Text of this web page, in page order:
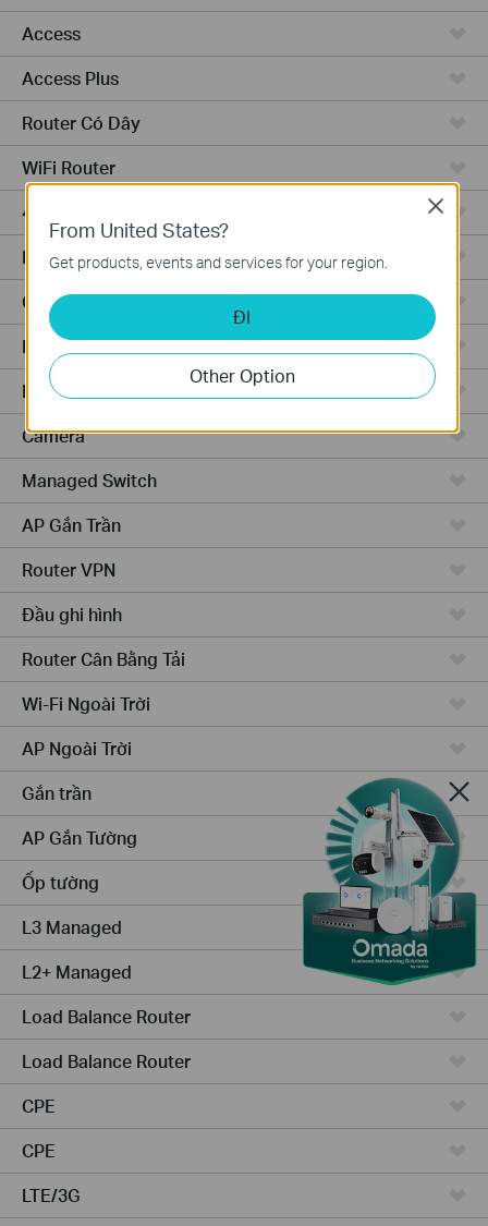
Access
Access Plus
Router Có Dây
WiFi Router
4G WiFi Router
Integrated Router
Cloud-Based
Phần Cứng
Phần Mềm
Camera
Managed Switch
AP Gắn Trần
Router VPN
Đầu ghi hình
Router Cân Bằng Tải
Wi-Fi Ngoài Trời
AP Ngoài Trời
Gắn trần
AP Gắn Tường
Ốp tường
L3 Managed
L2+ Managed
Load Balance Router
Load Balance Router
CPE
CPE
LTE/3G
From United States?
Get products, events and services for your region.
ĐI
Other Option
Close